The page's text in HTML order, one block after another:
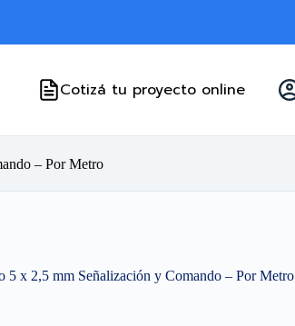
Cotizá tu proyecto online
– Por Metro
5 x 2,5 mm Señalización y Comando – Por Metro